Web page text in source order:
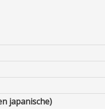
japanische)